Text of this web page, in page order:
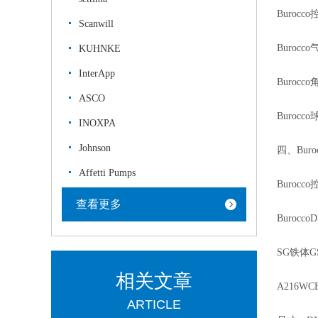
Scanwill
KUHNKE
InterApp
ASCO
INOXPA
Johnson
Affetti Pumps
查看更多
相关文章
ARTICLE
Burocco
Burocco
Burocco
Burocco
四、
Burocco
SG铁体